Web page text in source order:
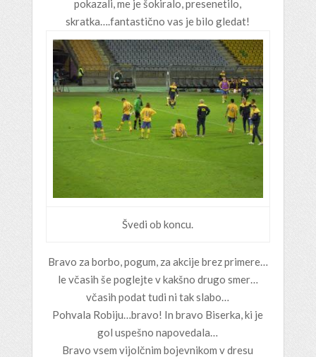
pokazali, me je šokiralo, presenetilo,
skratka….fantastično vas je bilo gledat!
Švedi ob koncu.
Bravo za borbo, pogum, za akcije brez primere…
le včasih še poglejte v kakšno drugo smer…
včasih podat tudi ni tak slabo…
Pohvala Robiju…bravo! In bravo Biserka, ki je
gol uspešno napovedala…
Bravo vsem vijolčnim bojevnikom v dresu